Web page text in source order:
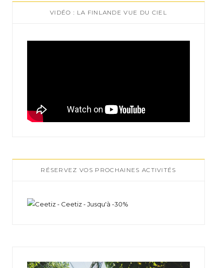
VIDÉO : LA FINLANDE VUE DU CIEL
RÉSERVEZ VOS PROCHAINES ACTIVITÉS